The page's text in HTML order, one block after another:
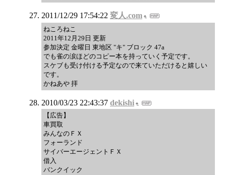
2011/12/29 17:54:22 変人.com
ねころねこ
2011年12月29日 更新
参加決定 金曜日 東地区 "キ" ブロック 47a
でも雀の涙ほどのコピー本を持っていく予定です。
スケブも受け付ける予定なので来ていただけると嬉しい
です。
かねあや 拝
2010/03/23 22:43:37 dekishi
【広告】
車買取
みんなのＦＸ
フォーランド
サイバーエージェントＦＸ
借入
バンクイック